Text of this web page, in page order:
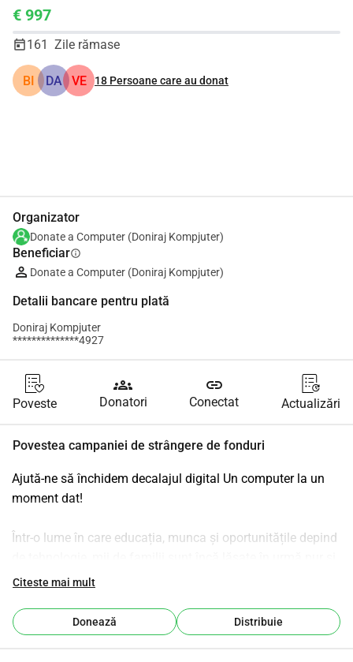
€ 997
161 Zile rămase
BI DA VE 18 Persoane care au donat
Organizator
Donate a Computer (Doniraj Kompjuter)
Beneficiarinfo
Donate a Computer (Doniraj Kompjuter)
Detalii bancare pentru plată
Doniraj Kompjuter
**************4927
Poveste
groups
Donatori
link
Conectat Actualizări
Povestea campaniei de strângere de fonduri
Ajută-ne să închidem decalajul digital Un computer la un
moment dat!
Într-o lume în care educația, munca și oportunitățile depind
simplu pentru că nu au un computer.
mai bine de 9 ani, am colectat, reparat și donat computere
familiilor social vulnerabile, copiilor, studenților,
Citeste mai mult
Donează Distribuie